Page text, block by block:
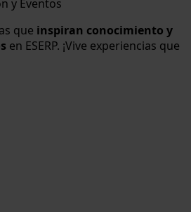
y Eventos
que inspiran conocimiento y
en ESERP. ¡Vive experiencias que